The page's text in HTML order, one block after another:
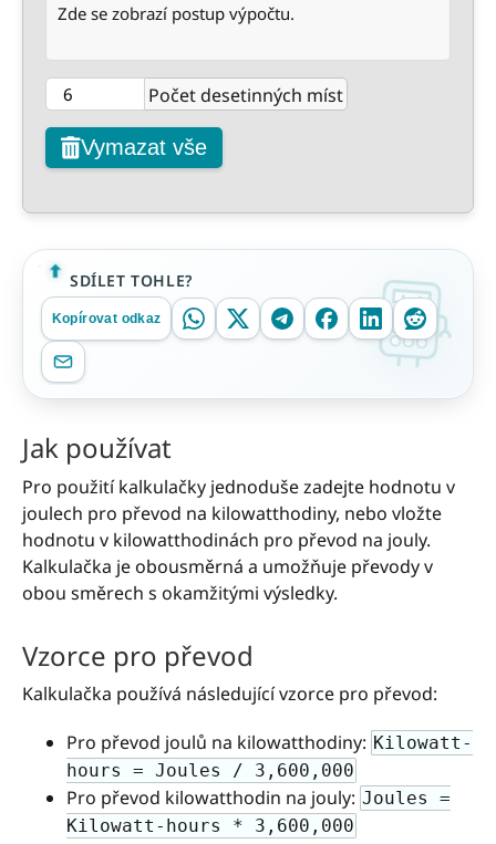
Zde se zobrazí postup výpočtu.
Počet desetinných míst
Vymazat vše
SDÍLET TOHLE?
Kopírovat odkaz
Jak používat
Pro použití kalkulačky jednoduše zadejte hodnotu v
joulech pro převod na kilowatthodiny, nebo vložte
hodnotu v kilowatthodinách pro převod na jouly.
Kalkulačka je obousměrná a umožňuje převody v
obou směrech s okamžitými výsledky.
Vzorce pro převod
Kalkulačka používá následující vzorce pro převod:
Pro převod joulů na kilowatthodiny: Kilowatt-
hours = Joules / 3,600,000
Pro převod kilowatthodin na jouly: Joules =
Kilowatt-hours * 3,600,000